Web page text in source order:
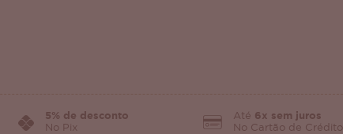
5% de desconto
No Pix
Até 6x sem juros
No Cartão de Crédito